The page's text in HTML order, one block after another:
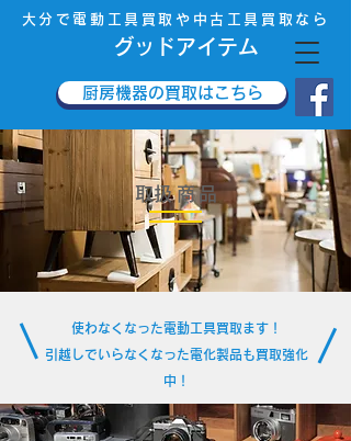
​グッドアイテム
大分で電動工具買取や中古工具買取なら
厨房機器の買取はこちら
​取扱商品
使わなくなった電動工具買取ます！
引越しでいらなくなった電化製品も買取強化
中！